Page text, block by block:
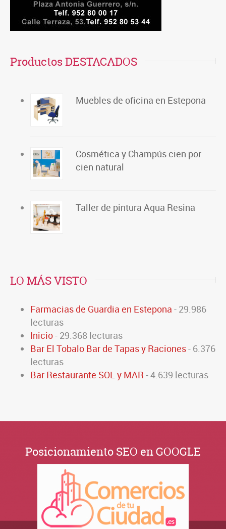
Productos DESTACADOS
Muebles de oficina en Estepona
Cosmética y Champús cien por
cien natural
Taller de pintura Aqua Resina
LO MÁS VISTO
Farmacias de Guardia en Estepona - 29.986
lecturas
Inicio- 29.368 lecturas
Bar El Tobalo Bar de Tapas y Raciones- 6.376
lecturas
Bar Restaurante SOL y MAR - 4.639 lecturas
Posicionamiento SEO en GOOGLE